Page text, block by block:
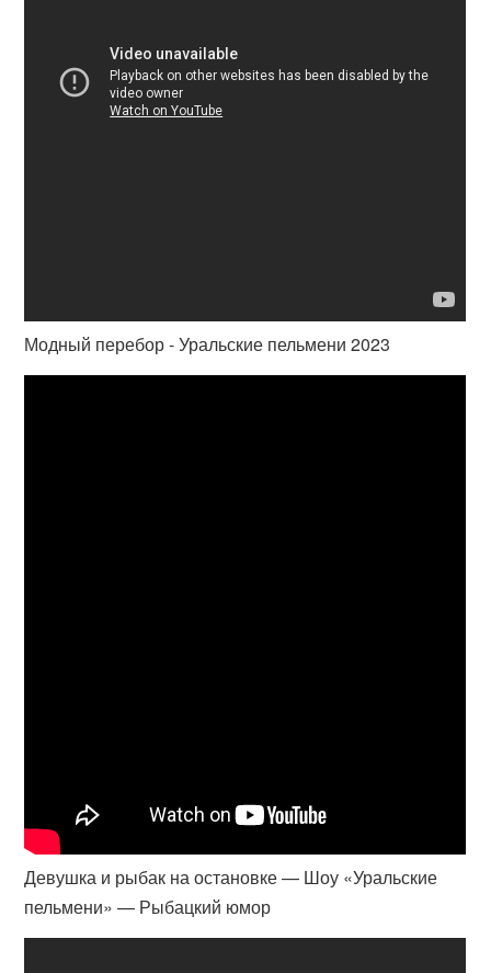
Модный перебор - Уральские пельмени 2023
Девушка и рыбак на остановке — Шоу «Уральские
пельмени» — Рыбацкий юмор